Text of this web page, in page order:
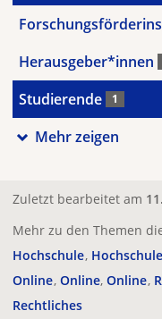
Herausgeber*innen
Studierende 1
Mehr zeigen
Zuletzt bearbeitet am
Mehr zu den Themen
Hochschule
Online Online Online
Rechtliches